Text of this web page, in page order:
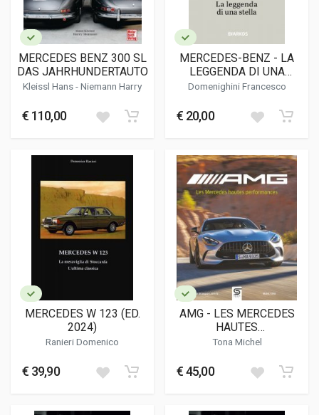
MERCEDES BENZ 300 SL
DAS JAHRHUNDERTAUTO
Kleissl Hans-Niemann Harry
€ 110,00
MERCEDES-BENZ - LA
LEGGENDA DI UNA
STELLA
Domenighini Francesco
€ 20,00
MERCEDES W 123 (ED.
2024)
Ranieri Domenico
€ 39,90
AMG - LES MERCEDES
HAUTES
PERFORMANCES
Tona Michel
€ 45,00